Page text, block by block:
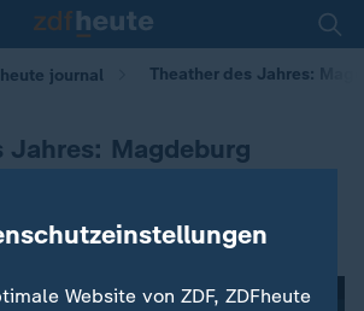
heute journal Theather des Jahres:
Jahres: Magdeburg
Website von ZDF, ZDFheute